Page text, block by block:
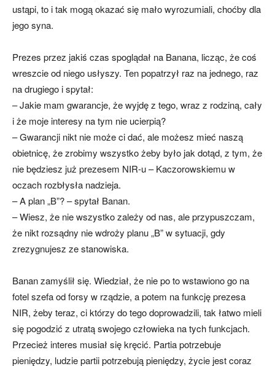
ustąpi, to i tak mogą okazać się mało wyrozumiali, choćby dla
jego syna.
Prezes przez jakiś czas spoglądał na Banana, licząc, że coś
wreszcie od niego usłyszy. Ten popatrzył raz na jednego, raz
na drugiego i spytał:
– Jakie mam gwarancje, że wyjdę z tego, wraz z rodziną, cały
i że moje interesy na tym nie ucierpią?
– Gwarancji nikt nie może ci dać, ale możesz mieć naszą
obietnicę, że zrobimy wszystko żeby było jak dotąd, z tym, że
nie będziesz już prezesem NIR-u – Kaczorowskiemu w
oczach rozbłysła nadzieja.
– A plan „B”? – spytał Banan.
– Wiesz, że nie wszystko zależy od nas, ale przypuszczam,
że nikt rozsądny nie wdroży planu „B” w sytuacji, gdy
zrezygnujesz ze stanowiska.
Banan zamyślił się. Wiedział, że nie po to wstawiono go na
fotel szefa od forsy w rządzie, a potem na funkcję prezesa
NIR, żeby teraz, ci którzy do tego doprowadzili, tak łatwo mieli
się pogodzić z utratą swojego człowieka na tych funkcjach.
Przecież interes musiał się kręcić. Partia potrzebuje
pieniędzy, ludzie partii potrzebują pieniędzy, życie jest coraz